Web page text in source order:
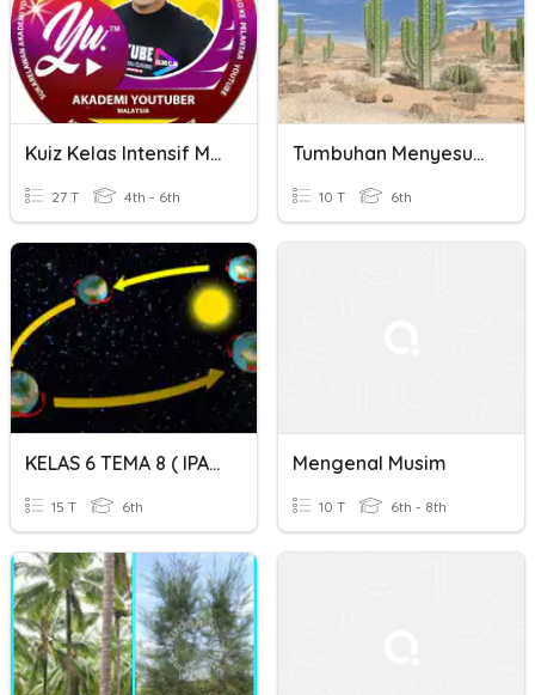
Kuiz Kelas Intensif Musim Cuti
27 T 4th - 6th
Tumbuhan Menyesuaikan Diri Dengan Iklim Dan Perubahan Musim
10 T 6th
KELAS 6 TEMA 8 ( IPA - MUSIM DAN GERAK BULAN)
15 T 6th
Mengenal Musim
10 T 6th - 8th